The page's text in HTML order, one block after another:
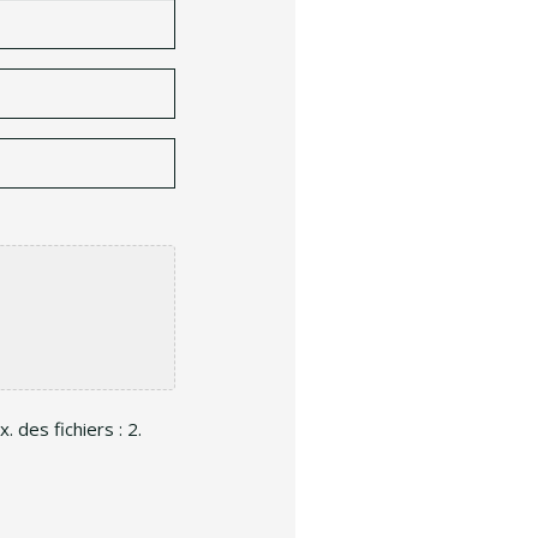
des fichiers : 2.